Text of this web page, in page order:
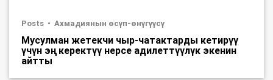
Posts Ахмадиянын өсүп-өнүгүүсү
Мусулман жетекчи чыр-чатактарды кетирүү
үчүн эң керектүү нерсе адилеттүүлүк экенин
айтты